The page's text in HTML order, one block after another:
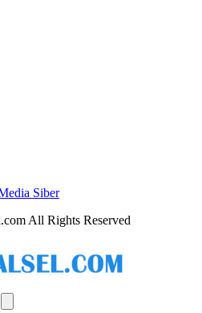
Siber
All Rights Reserved